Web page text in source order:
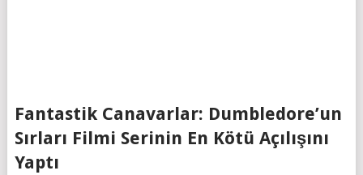
Fantastik Canavarlar: Dumbledore’un
Sırları Filmi Serinin En Kötü Açılışını
Yaptı